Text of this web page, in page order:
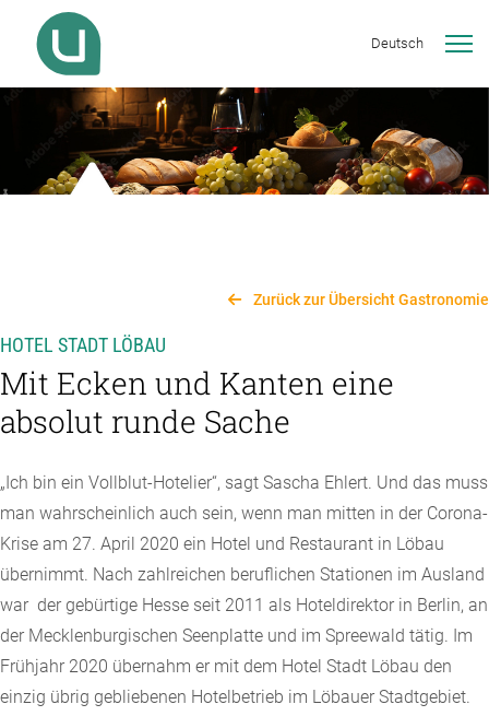
Deutsch
Zurück zur Übersicht Gastronomie
HOTEL STADT LÖBAU
Mit Ecken und Kanten eine
absolut runde Sache
„Ich bin ein Vollblut-Hotelier“, sagt Sascha Ehlert. Und das muss
man wahrscheinlich auch sein, wenn man mitten in der Corona-
Krise am 27. April 2020 ein Hotel und Restaurant in Löbau
übernimmt. Nach zahlreichen beruflichen Stationen im Ausland
war der gebürtige Hesse seit 2011 als Hoteldirektor in Berlin, an
der Mecklenburgischen Seenplatte und im Spreewald tätig. Im
Frühjahr 2020 übernahm er mit dem Hotel Stadt Löbau den
einzig übrig gebliebenen Hotelbetrieb im Löbauer Stadtgebiet.